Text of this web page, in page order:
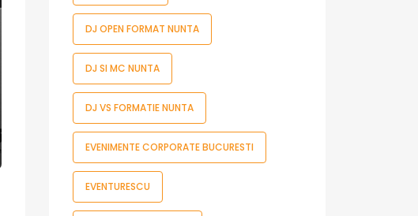
DJ OPEN FORMAT NUNTA
DJ SI MC NUNTA
DJ VS FORMATIE NUNTA
EVENIMENTE CORPORATE BUCURESTI
EVENTURESCU